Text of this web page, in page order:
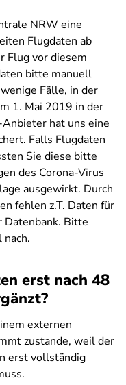
NRW eine
Flugdaten ab
Flug vor diesem
bitte manuell
Fälle, in der
1. Mai 2019 in der
hat uns eine
Falls Flugdaten
Sie diese bitte
des Corona-Virus
ausgewirkt. Durch
fehlen z.T. Daten für
Datenbank. Bitte
erst nach 48
externen
zustande, weil der
erst vollständig